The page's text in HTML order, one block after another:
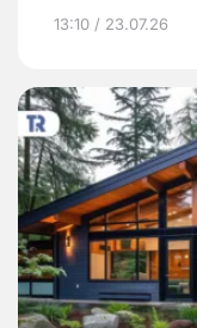
13:10 / 23.07.26